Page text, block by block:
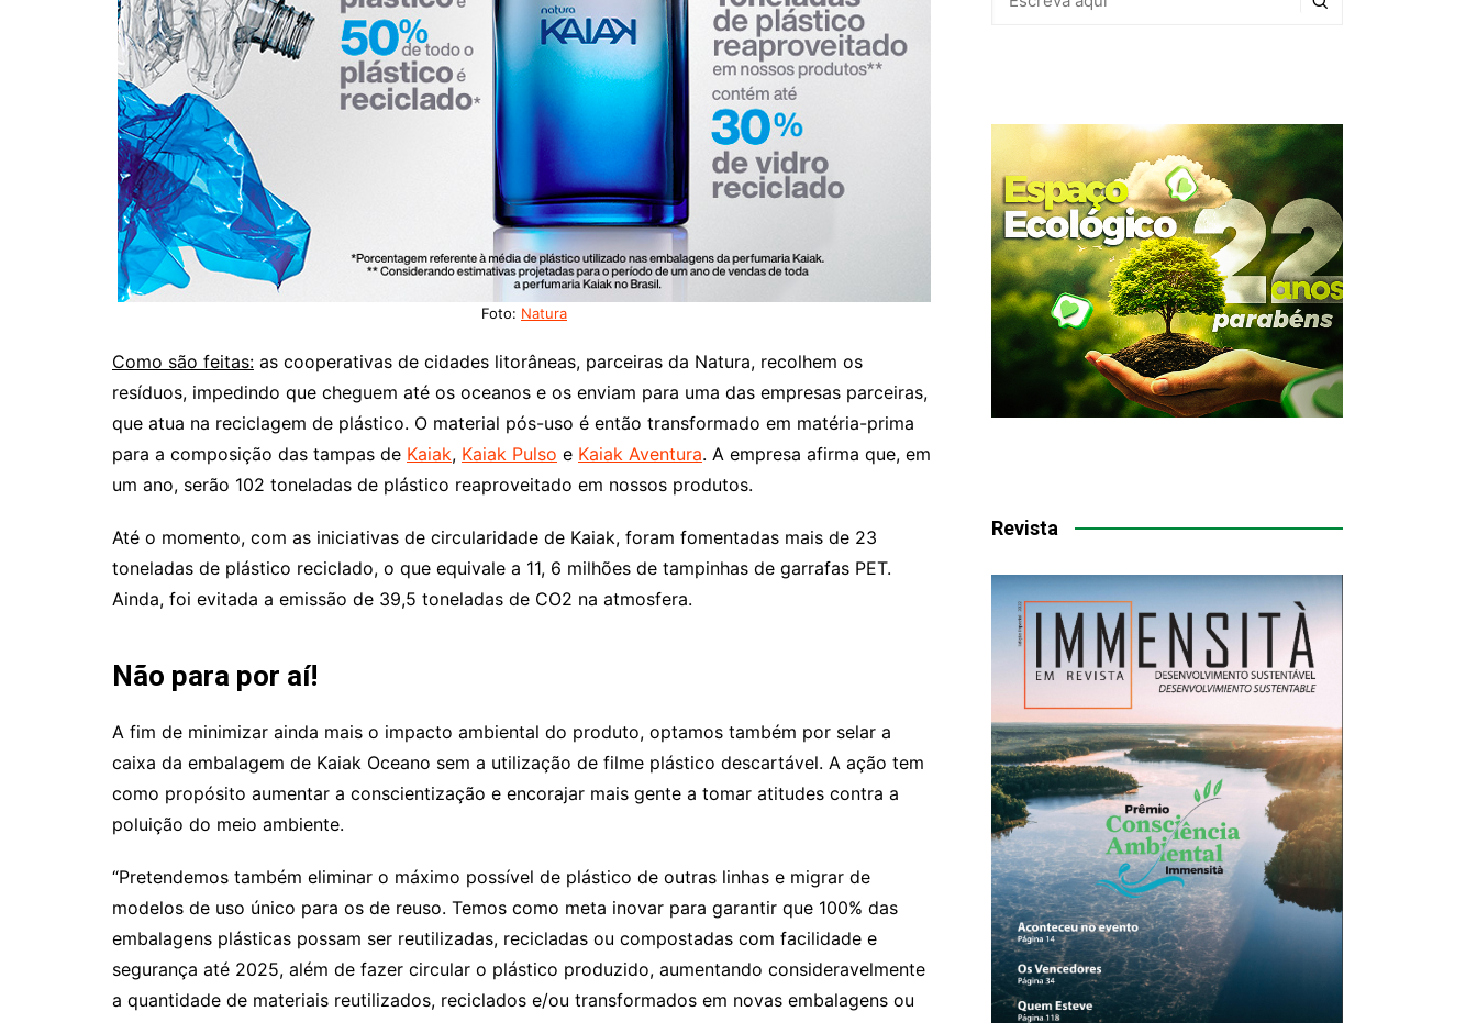
Foto: Natura
Como são feitas: as cooperativas de cidades litorâneas, parceiras da Natura, recolhem os
resíduos, impedindo que cheguem até os oceanos e os enviam para uma das empresas parceiras,
que atua na reciclagem de plástico. O material pós-uso é então transformado em matéria-prima
para a composição das tampas de Kaiak, Kaiak Pulso e Kaiak Aventura. A empresa afirma que, em
um ano, serão 102 toneladas de plástico reaproveitado em nossos produtos.
Até o momento, com as iniciativas de circularidade de Kaiak, foram fomentadas mais de 23
toneladas de plástico reciclado, o que equivale a 11, 6 milhões de tampinhas de garrafas PET.
Ainda, foi evitada a emissão de 39,5 toneladas de CO2 na atmosfera.
Não para por aí!
A fim de minimizar ainda mais o impacto ambiental do produto, optamos também por selar a
caixa da embalagem de Kaiak Oceano sem a utilização de filme plástico descartável. A ação tem
como propósito aumentar a conscientização e encorajar mais gente a tomar atitudes contra a
poluição do meio ambiente.
“Pretendemos também eliminar o máximo possível de plástico de outras linhas e migrar de
modelos de uso único para os de reuso. Temos como meta inovar para garantir que 100% das
embalagens plásticas possam ser reutilizadas, recicladas ou compostadas com facilidade e
segurança até 2025, além de fazer circular o plástico produzido, aumentando consideravelmente
a quantidade de materiais reutilizados, reciclados e/ou transformados em novas embalagens ou
Revista